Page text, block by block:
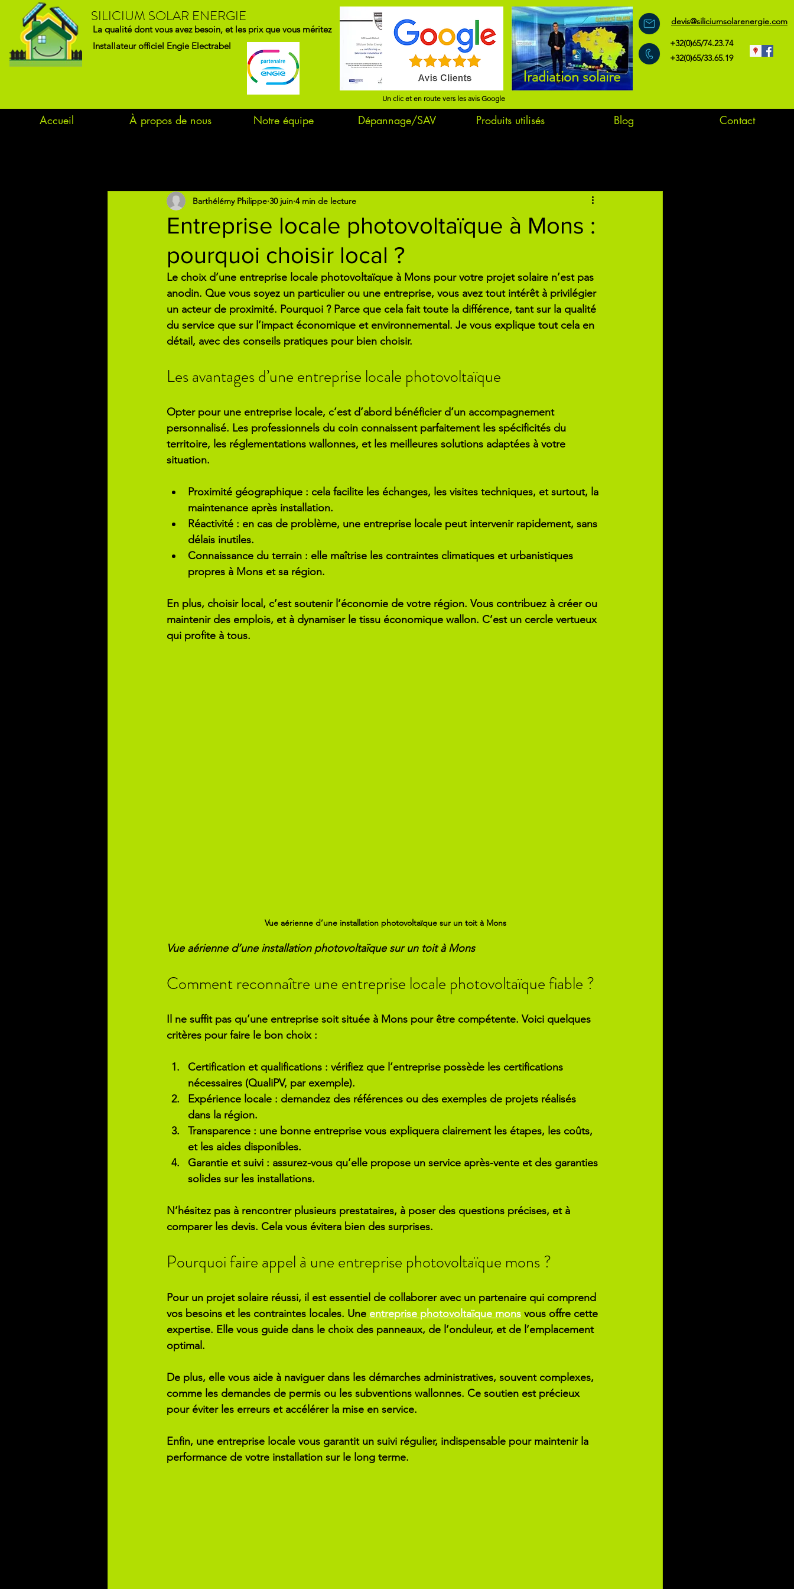
SILICIUM SOLAR ENERGIE
La qualité dont vous avez besoin, et les prix que vous méritez
Installateur officiel Engie Electrabel
Iradiation solaire
devis@siliciumsolarenergie.com
+32(0)65/74.23.74
+32(0)65/33.65.19
Un clic et en route vers les avis Google
Accueil À propos de nous Notre équipe Dépannage/SAV Produits utilisés Blog Contact
Entreprise locale photovoltaïque à Mons :
pourquoi choisir local ?
Barthélémy Philippe 30 juin 4 min de lecture
Le choix d’une entreprise locale photovoltaïque à Mons pour votre projet solaire n’est pas
anodin. Que vous soyez un particulier ou une entreprise, vous avez tout intérêt à privilégier
un acteur de proximité. Pourquoi ? Parce que cela fait toute la différence, tant sur la qualité
du service que sur l’impact économique et environnemental. Je vous explique tout cela en
détail, avec des conseils pratiques pour bien choisir.
Les avantages d’une entreprise locale photovoltaïque
Opter pour une entreprise locale, c’est d’abord bénéficier d’un accompagnement
personnalisé. Les professionnels du coin connaissent parfaitement les spécificités du
territoire, les réglementations wallonnes, et les meilleures solutions adaptées à votre
situation.
Proximité géographique : cela facilite les échanges, les visites techniques, et surtout, la
maintenance après installation.
Réactivité : en cas de problème, une entreprise locale peut intervenir rapidement, sans
délais inutiles.
Connaissance du terrain : elle maîtrise les contraintes climatiques et urbanistiques
propres à Mons et sa région.
En plus, choisir local, c’est soutenir l’économie de votre région. Vous contribuez à créer ou
maintenir des emplois, et à dynamiser le tissu économique wallon. C’est un cercle vertueux
qui profite à tous.
Vue aérienne d’une installation photovoltaïque sur un toit à Mons
Vue aérienne d’une installation photovoltaïque sur un toit à Mons
Comment reconnaître une entreprise locale photovoltaïque fiable ?
Il ne suffit pas qu’une entreprise soit située à Mons pour être compétente. Voici quelques
critères pour faire le bon choix :
Certification et qualifications : vérifiez que l’entreprise possède les certifications
nécessaires (QualiPV, par exemple).
Expérience locale : demandez des références ou des exemples de projets réalisés
dans la région.
Transparence : une bonne entreprise vous expliquera clairement les étapes, les coûts,
et les aides disponibles.
Garantie et suivi : assurez-vous qu’elle propose un service après-vente et des garanties
solides sur les installations.
N’hésitez pas à rencontrer plusieurs prestataires, à poser des questions précises, et à
comparer les devis. Cela vous évitera bien des surprises.
Pourquoi faire appel à une entreprise photovoltaïque mons ?
Pour un projet solaire réussi, il est essentiel de collaborer avec un partenaire qui comprend
vos besoins et les contraintes locales. Une entreprise photovoltaïque mons vous offre cette
expertise. Elle vous guide dans le choix des panneaux, de l’onduleur, et de l’emplacement
optimal.
De plus, elle vous aide à naviguer dans les démarches administratives, souvent complexes,
comme les demandes de permis ou les subventions wallonnes. Ce soutien est précieux
pour éviter les erreurs et accélérer la mise en service.
Enfin, une entreprise locale vous garantit un suivi régulier, indispensable pour maintenir la
performance de votre installation sur le long terme.